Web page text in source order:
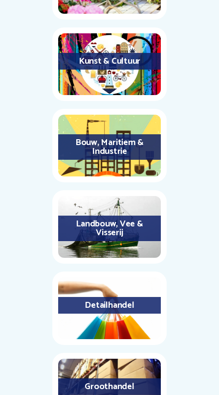
Kunst & Cultuur
Bouw, Maritiem &
Industrie
Landbouw, Vee &
Visserij
Detailhandel
Groothandel